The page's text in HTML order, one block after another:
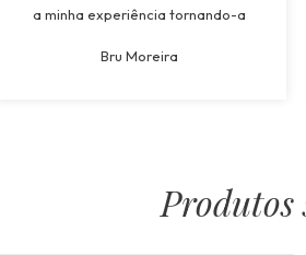
a minha experiência tornando-a
os quais já estive! recomendarei
Bru Moreira